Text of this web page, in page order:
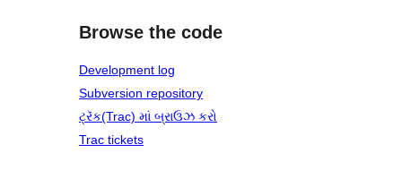
Browse the code
Development log
Subversion repository
ટ્રૅક(Trac) માં બ્રાઉઝ કરો
Trac tickets